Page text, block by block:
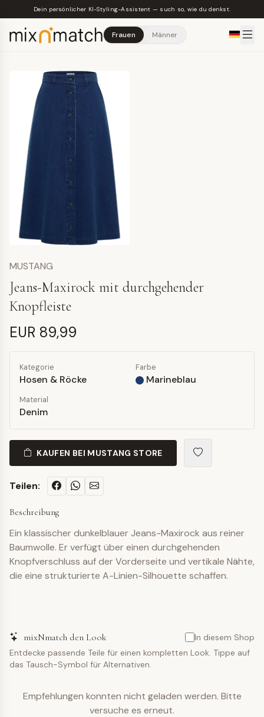
Skip to main content
Dein persönlicher KI-Styling-Assistent — such so, wie du denkst.
Frauen Männer
MUSTANG
Jeans-Maxirock mit durchgehender
Knopfleiste
EUR 89,99
Kategorie
Hosen & Röcke
Farbe
Marineblau
Material
Denim
KAUFEN BEI MUSTANG STORE
Teilen:
Beschreibung
Ein klassischer dunkelblauer Jeans-Maxirock aus reiner
Baumwolle. Er verfügt über einen durchgehenden
Knopfverschluss auf der Vorderseite und vertikale Nähte,
die eine strukturierte A-Linien-Silhouette schaffen.
mixNmatch den Look
In diesem Shop
Entdecke passende Teile für einen kompletten Look. Tippe auf
das Tausch-Symbol für Alternativen.
Empfehlungen konnten nicht geladen werden. Bitte
versuche es erneut.